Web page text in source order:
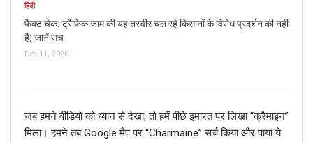
हिंदी
फैक्ट चेक: ट्रैफिक जाम की यह तस्वीर चल रहे किसानों के विरोध प्रदर्शन की नहीं
है; जानें सच
Dec 11, 2020
जब हमने वीडियो को ध्यान से देखा, तो हमें पीछे इमारत पर लिखा “क्रैमाइन”
मिला। हमने तब Google मैप पर “Charmaine” सर्च किया और पाया ये